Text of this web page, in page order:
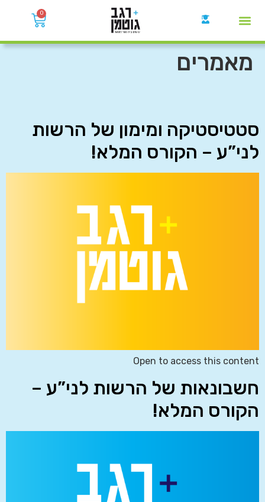
0
מאמרים
סטטיסטיקה ומימון של הרשות
לני”ע – הקורס המלא!
Open to access this content
חשבונאות של הרשות לני”ע –
הקורס המלא!